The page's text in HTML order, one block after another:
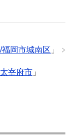
岡市城南区 」
宰府市 」